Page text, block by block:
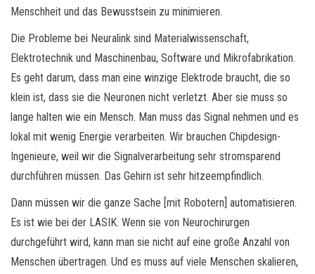
Menschheit und das Bewusstsein zu minimieren.
Die Probleme bei Neuralink sind Materialwissenschaft,
Elektrotechnik und Maschinenbau, Software und Mikrofabrikation.
Es geht darum, dass man eine winzige Elektrode braucht, die so
klein ist, dass sie die Neuronen nicht verletzt. Aber sie muss so
lange halten wie ein Mensch. Man muss das Signal nehmen und es
lokal mit wenig Energie verarbeiten. Wir brauchen Chipdesign-
Ingenieure, weil wir die Signalverarbeitung sehr stromsparend
durchführen müssen. Das Gehirn ist sehr hitzeempfindlich.
Dann müssen wir die ganze Sache [mit Robotern] automatisieren.
Es ist wie bei der LASIK. Wenn sie von Neurochirurgen
durchgeführt wird, kann man sie nicht auf eine große Anzahl von
Menschen übertragen. Und es muss auf viele Menschen skalieren,